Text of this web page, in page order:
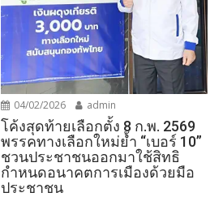
04/02/2026 admin
โค้งสุดท้ายเลือกตั้ง 8 ก.พ. 2569
พรรคทางเลือกใหม่ย้ำ “เบอร์ 10”
ชวนประชาชนออกมาใช้สิทธิ
กำหนดอนาคตการเมืองด้วยมือ
ประชาชน